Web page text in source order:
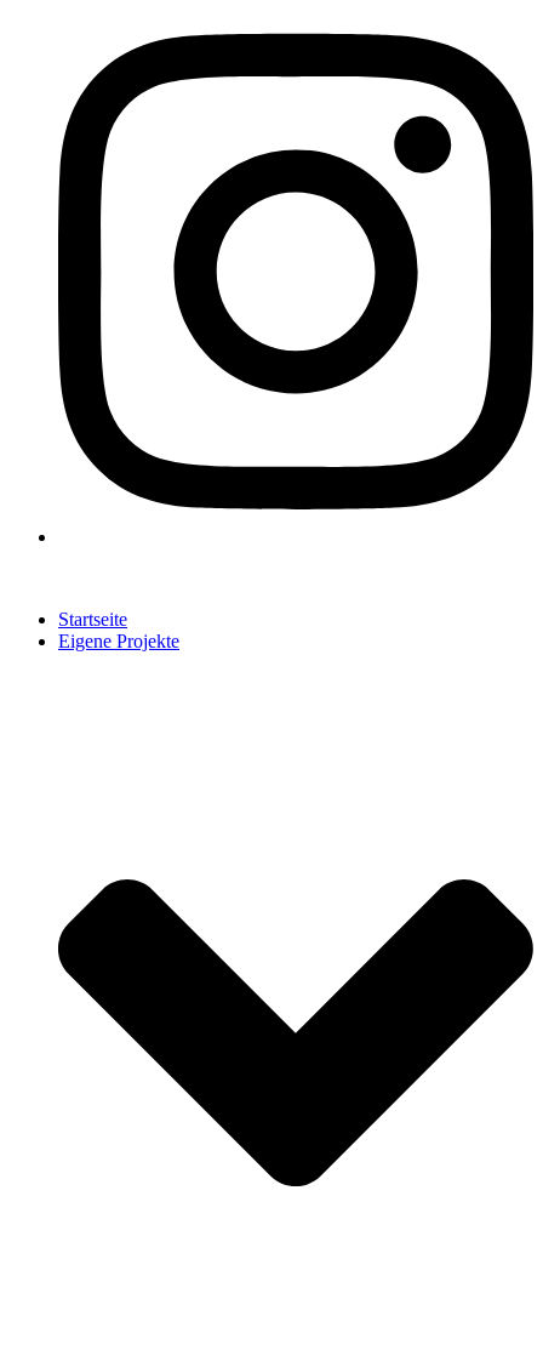
Startseite
Eigene Projekte